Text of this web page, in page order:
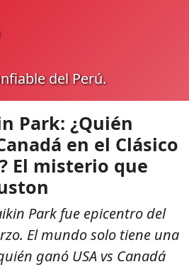
del Perú.
Park: ¿Quién
en el Clásico
El misterio que
Park fue epicentro del
El mundo solo tiene una
ganó USA vs Canadá